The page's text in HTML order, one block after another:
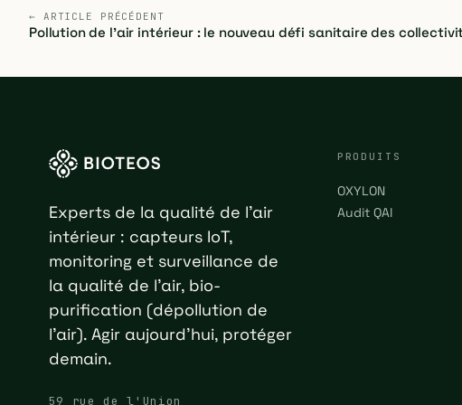
← ARTICLE PRÉCÉDENT
Pollution de l'air intérieur : le nouveau défi sanitaire des
Experts de la qualité de l'air
intérieur : capteurs IoT,
monitoring et surveillance de
la qualité de l'air, bio-
purification (dépollution de
l'air). Agir aujourd'hui, protéger
demain.
59 rue de l'Union
PRODUITS
OXYLON
Audit QAI